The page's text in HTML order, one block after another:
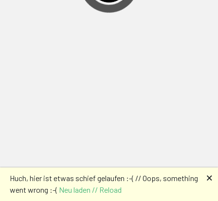
Huch, hier ist etwas schief gelaufen :-( // Oops, something
went wrong :-( Neu laden // Reload
🗙